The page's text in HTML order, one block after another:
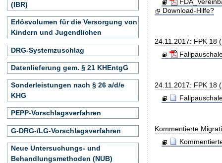
Download-Hilfe?
24.11.2017: FPK 18
24.11.2017: FPK 18
Kommentierte
(IBR)
Erlösvolumen für die Versorgung von
Kindern und Jugendlichen
DRG-Systemzuschlag
Datenlieferung gem. § 21 KHEntgG
Sonderleistungen nach § 26 a/d/e
KHG
PEPP-Vorschlagsverfahren
G-DRG-/LG-Vorschlagsverfahren
Neue Untersuchungs- und
Behandlungsmethoden (NUB)